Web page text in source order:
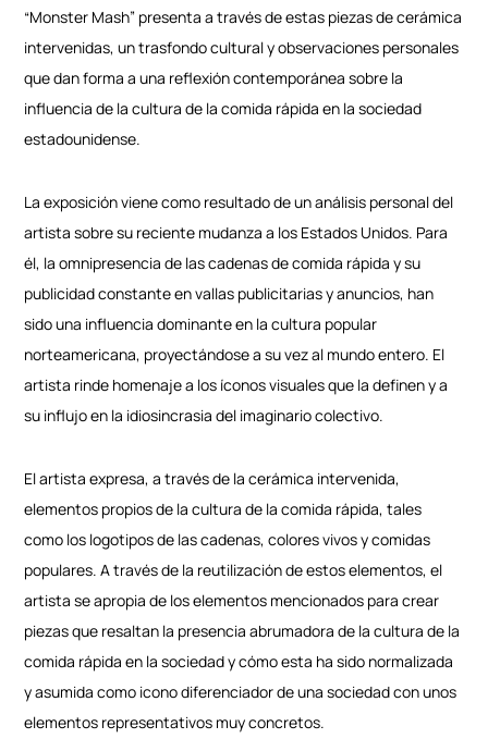
“Monster Mash” presenta a través de estas piezas de cerámica
intervenidas, un trasfondo cultural y observaciones personales
que dan forma a una reflexión contemporánea sobre la
influencia de la cultura de la comida rápida en la sociedad
estadounidense.
La exposición viene como resultado de un análisis personal del
artista sobre su reciente mudanza a los Estados Unidos. Para
él, la omnipresencia de las cadenas de comida rápida y su
publicidad constante en vallas publicitarias y anuncios, han
sido una influencia dominante en la cultura popular
norteamericana, proyectándose a su vez al mundo entero. El
artista rinde homenaje a los íconos visuales que la definen y a
su influjo en la idiosincrasia del imaginario colectivo.
El artista expresa, a través de la cerámica intervenida,
elementos propios de la cultura de la comida rápida, tales
como los logotipos de las cadenas, colores vivos y comidas
populares. A través de la reutilización de estos elementos, el
artista se apropia de los elementos mencionados para crear
piezas que resaltan la presencia abrumadora de la cultura de la
comida rápida en la sociedad y cómo esta ha sido normalizada
y asumida como icono diferenciador de una sociedad con unos
elementos representativos muy concretos.